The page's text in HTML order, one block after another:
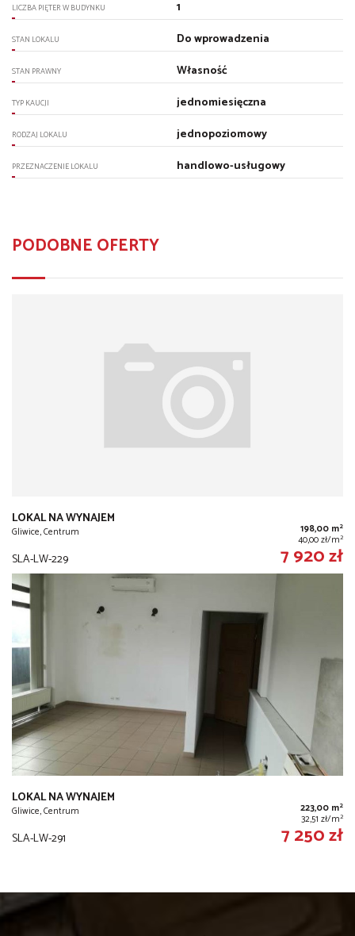
LICZBA PIĘTER W BUDYNKU 1
STAN LOKALU Do wprowadzenia
STAN PRAWNY Własność
TYP KAUCJI jednomiesięczna
RODZAJ LOKALU jednopoziomowy
PRZEZNACZENIE LOKALU handlowo-usługowy
PODOBNE OFERTY
LOKAL NA WYNAJEM
Gliwice, Centrum 198,00 m2
40,00 zł/m2
SLA-LW-229 7 920 zł
LOKAL NA WYNAJEM
Gliwice, Centrum 223,00 m2
32,51 zł/m2
SLA-LW-291 7 250 zł